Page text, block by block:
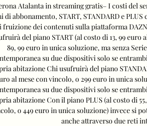
Atalanta in streaming gratis– I costi del
di abbonamento, START, STANDARD e
fruizione dei contenuti sulla piattaforma
del piano START (al costo di 13, 99 euro
89, 99 euro in unica soluzione, ma senza
su due dispositivi solo se
abitazione Chi usufruirà del piano
al mese con vincolo, o 299 euro in unica
su due dispositivi solo se
abitazione Con il piano PLUS (al costo di
o 449 euro in unica soluzione) invece si
anche attraverso due reti